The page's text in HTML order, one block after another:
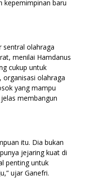
kepemimpinan baru
sentral olahraga
menilai Hamdanus
cukup untuk
organisasi olahraga
yang mampu
membangun
itu. Dia bukan
jejaring kuat di
penting untuk
ujar Ganefri.